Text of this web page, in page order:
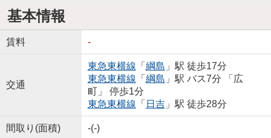
基本情報
賃料 -
交通
東急東横線 「 綱島 」駅 徒歩17分
東急東横線 「 綱島 」駅 バス7分 「広
町」 停歩1分
東急東横線 「 日吉」駅 徒歩28分
間取り(面積) -(-)